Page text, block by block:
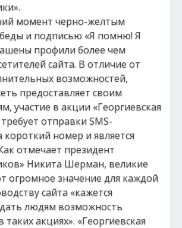
момент черно-желтым
и подписью «Я помню! Я
профили более чем
сайта. В отличие от
возможностей,
предоставляет своим
участие в акции «Георгиевская
отправки SMS-
номер и является
отмечает президент
Никита Шерман, великие
огромное значение для каждой
сайта «кажется
людям возможность
таких акциях». «Георгиевская